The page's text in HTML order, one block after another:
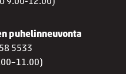
puhelinneuvonta
5533